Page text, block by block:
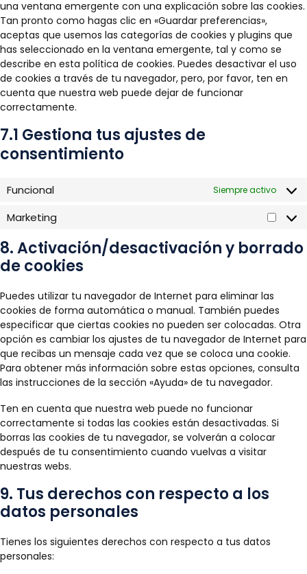
una ventana emergente con una explicación sobre las cookies.
Tan pronto como hagas clic en «Guardar preferencias»,
aceptas que usemos las categorías de cookies y plugins que
has seleccionado en la ventana emergente, tal y como se
describe en esta política de cookies. Puedes desactivar el uso
de cookies a través de tu navegador, pero, por favor, ten en
cuenta que nuestra web puede dejar de funcionar
correctamente.
7.1 Gestiona tus ajustes de
consentimiento
Funcional Siempre activo
Marketing
8. Activación/desactivación y borrado
de cookies
Puedes utilizar tu navegador de Internet para eliminar las
cookies de forma automática o manual. También puedes
especificar que ciertas cookies no pueden ser colocadas. Otra
opción es cambiar los ajustes de tu navegador de Internet para
que recibas un mensaje cada vez que se coloca una cookie.
Para obtener más información sobre estas opciones, consulta
las instrucciones de la sección «Ayuda» de tu navegador.
Ten en cuenta que nuestra web puede no funcionar
correctamente si todas las cookies están desactivadas. Si
borras las cookies de tu navegador, se volverán a colocar
después de tu consentimiento cuando vuelvas a visitar
nuestras webs.
9. Tus derechos con respecto a los
datos personales
Tienes los siguientes derechos con respecto a tus datos
personales: